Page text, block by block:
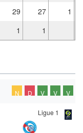
29 27
1
1 1
N D V V V
Ligue 1